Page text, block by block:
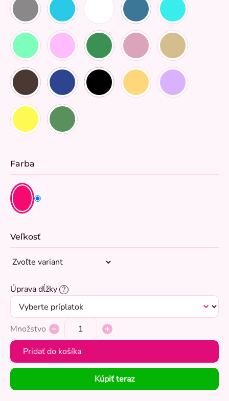
Farba
Veľkosť
Úprava dĺžky ?
Množstvo
Pridať do košíka
Kúpiť teraz